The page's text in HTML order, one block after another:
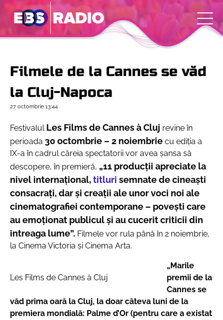
Filmele de la Cannes se văd
la Cluj-Napoca
27 octombrie 13:44
Festivalul Les Films de Cannes à Cluj revine în
perioada 30 octombrie – 2 noiembrie cu ediţia a
IX-a în cadrul căreia spectatorii vor avea șansa să
descopere, în premieră, „11 producții apreciate la
nivel internațional,titluri semnate de cineaști
consacrați, dar și creații ale unor voci noi ale
cinematografiei contemporane – povești care
au emoționat publicul și au cucerit criticii din
întreaga lume”. Filmele vor rula până în 2 noiembrie,
la Cinema Victoria și Cinema Arta.
Les Films de Cannes à Cluj
„Marile
premii de la
Cannes se
văd prima oară la Cluj, la doar câteva luni de la
premiera mondială: Palme d’Or (pentru care a existat